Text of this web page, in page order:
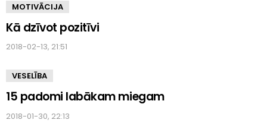
MOTIVĀCIJA
Kā dzīvot pozitīvi
2018-02-13, 21:51
VESELĪBA
15 padomi labākam miegam
2018-01-30, 22:13